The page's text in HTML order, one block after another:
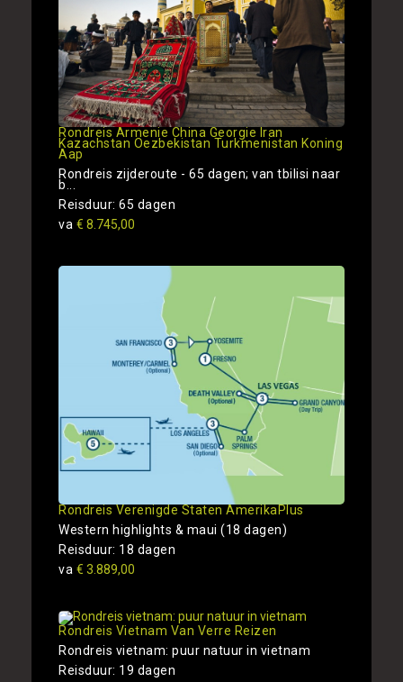
Rondreis Armenie China Georgie Iran
Kazachstan Oezbekistan Turkmenistan Koning
Aap
Rondreis zijderoute - 65 dagen; van tbilisi naar
b...
Reisduur: 65 dagen
va € 8.745,00
Rondreis Verenigde Staten AmerikaPlus
Western highlights & maui (18 dagen)
Reisduur: 18 dagen
va € 3.889,00
Rondreis Vietnam Van Verre Reizen
Rondreis vietnam: puur natuur in vietnam
Reisduur: 19 dagen